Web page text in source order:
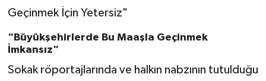
"Büyükşehirlerde Bu Maaşla Geçinmek
İmkansız"
Sokak röportajlarında ve halkın nabzının tutulduğu